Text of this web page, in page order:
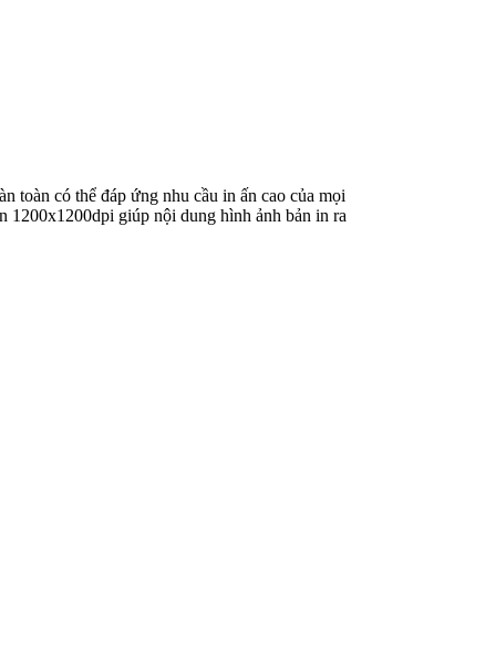
toàn có thể đáp ứng nhu cầu in ấn cao của mọi
1200x1200dpi giúp nội dung hình ảnh bản in ra